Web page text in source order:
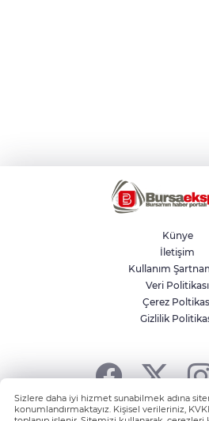
Künye
İletişim
Kullanım
Veri Politikası
Çerez
Gizlilik
Sizlere daha iyi hizmet sunabilmek adına
konumlandırmaktayız. Kişisel verileriniz,